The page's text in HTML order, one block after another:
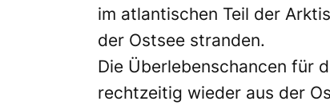
im atlantischen Teil der
der Ostsee stranden.
Die Überlebenschancen für
rechtzeitig wieder aus der